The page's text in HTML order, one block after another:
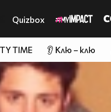
Quizbox
TIME 👂 Клю – клю